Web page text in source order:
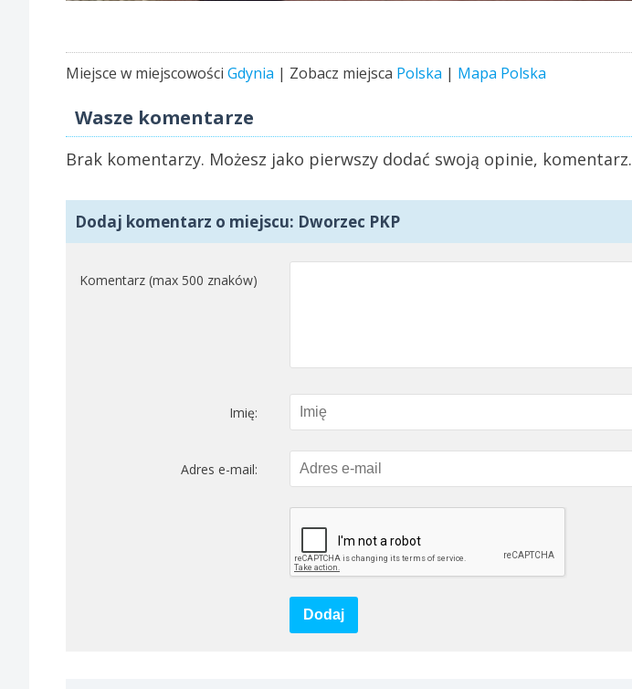
Miejsce w miejscowości Gdynia | Zobacz miejsca Polska | Mapa Polska
Wasze komentarze
Brak komentarzy. Możesz jako pierwszy dodać swoją opinie, komentarz.
Dodaj komentarz o miejscu: Dworzec PKP
Komentarz (max 500 znaków)
Imię:
Adres e-mail:
Dodaj